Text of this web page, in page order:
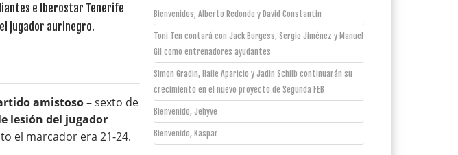
e Iberostar Tenerife
jugador aurinegro.
amistoso– sexto de
lesión del jugador
el marcador era 21-24.
Bienvenidos, Alberto Redondo y David Constantin
Toni Ten contará con Jack Burgess, Sergio Jiménez y Manuel
Gil como entrenadores ayudantes
Simon Gradin, Haile Aparicio y Jadin Schilb continuarán su
crecimiento en el nuevo proyecto de Segunda FEB
Bienvenido, Jehyve
Bienvenido, Kaspar